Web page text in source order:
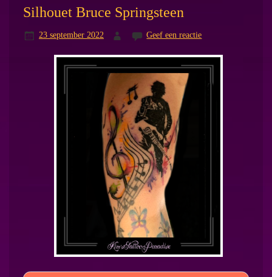
Silhouet Bruce Springsteen
23 september 2022 Geef een reactie